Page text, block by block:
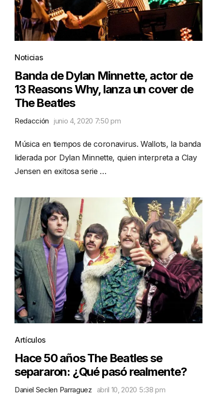
Noticias
Banda de Dylan Minnette, actor de
13 Reasons Why, lanza un cover de
The Beatles
Redacción junio 4, 2020 7:50 pm
Música en tiempos de coronavirus. Wallots, la banda
liderada por Dylan Minnette, quien interpreta a Clay
Jensen en exitosa serie …
Artículos
Hace 50 años The Beatles se
separaron: ¿Qué pasó realmente?
Daniel Seclen Parraguez abril 10, 2020 5:38 pm